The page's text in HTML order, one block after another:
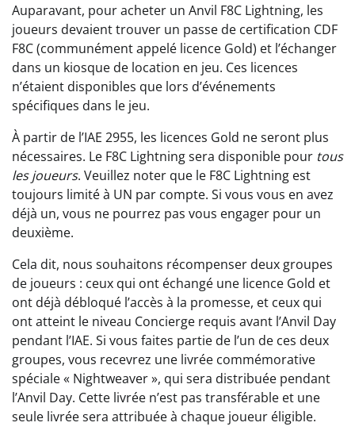
Auparavant, pour acheter un Anvil F8C Lightning, les
joueurs devaient trouver un passe de certification CDF
F8C (communément appelé licence Gold) et l’échanger
dans un kiosque de location en jeu. Ces licences
n’étaient disponibles que lors d’événements
spécifiques dans le jeu.
À partir de l’IAE 2955, les licences Gold ne seront plus
nécessaires. Le F8C Lightning sera disponible pour tous
les joueurs. Veuillez noter que le F8C Lightning est
toujours limité à UN par compte. Si vous vous en avez
déjà un, vous ne pourrez pas vous engager pour un
deuxième.
Cela dit, nous souhaitons récompenser deux groupes
de joueurs : ceux qui ont échangé une licence Gold et
ont déjà débloqué l’accès à la promesse, et ceux qui
ont atteint le niveau Concierge requis avant l’Anvil Day
pendant l’IAE. Si vous faites partie de l’un de ces deux
groupes, vous recevrez une livrée commémorative
spéciale « Nightweaver », qui sera distribuée pendant
l’Anvil Day. Cette livrée n’est pas transférable et une
seule livrée sera attribuée à chaque joueur éligible.